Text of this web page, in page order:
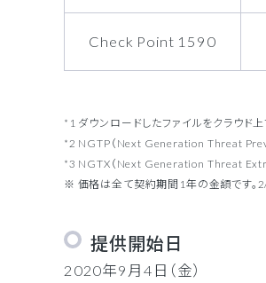
Check Point 1590
*1 ダウンロードしたファイルをクラウド
*2 NGTP（Next Generation Threat
*3 NGTX（Next Generation Threat
※ 価格は全て契約期間1年の金額です。
提供開始日
2020年9月4日（金）